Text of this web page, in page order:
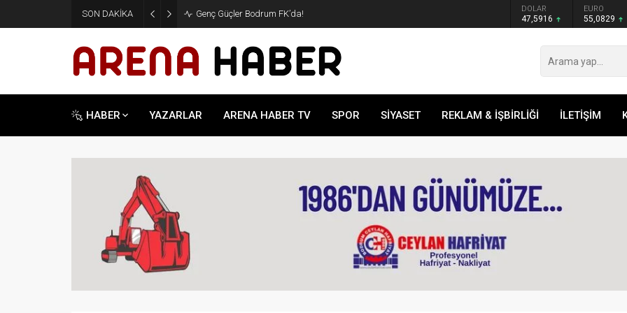
SON DAKİKA Genç Güçler Bodrum FK’da! DOLAR
47,5916
EURO
55,0829
HABER YAZARLAR ARENA HABER TV SPOR SİYASET REKLAM & İŞBİRLİĞİ İLETİŞİM